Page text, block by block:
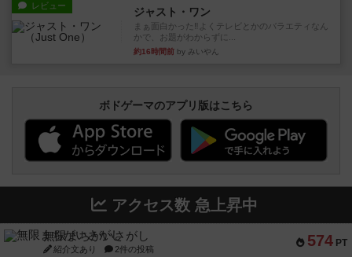
レビュー ジャスト・ワン
まぁ面白かった‼️よくテレビとかのバラエティなん
かで、お題がわからずに...
約16時間前 by みいやん
ボドゲーマのアプリ版はこちら
アクセス数 急上昇中
574 PT
無限まちがいさがし
紹介文あり 2件の投稿